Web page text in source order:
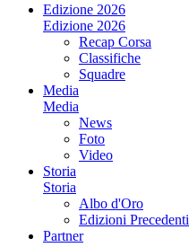
Edizione 2026
Edizione 2026
Recap Corsa
Classifiche
Squadre
Media
Media
News
Foto
Video
Storia
Storia
Albo d'Oro
Edizioni Precedenti
Partner